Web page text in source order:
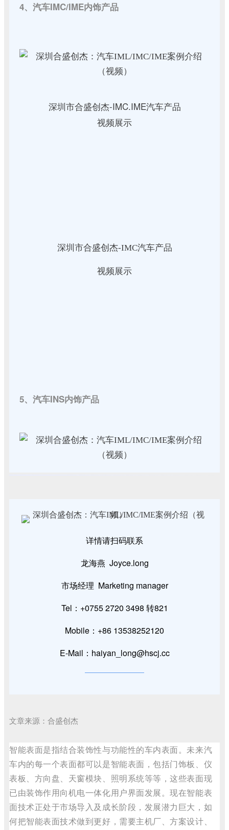
4、汽车IMC/IME内饰产品
深圳市合盛创杰-IMC.IME汽车产品
视频展示
深圳市合盛创杰-IMC汽车产品
视频展示
5、汽车INS内饰产品
详情请扫码联系
龙海燕 Joyce.long
市场经理 Marketing manager
Tel：+0755 2720 3498 转821
Mobile：+86 13538252120
E-Mail：haiyan_long@hscj.cc
文章来源：合盛创杰
智能表面是指结合装饰性与功能性的车内表面。未来汽
车内的每一个表面都可以是智能表面，包括门饰板、仪
表板、方向盘、天窗模块、照明系统等等，这些表面现
已由装饰作用向机电一体化用户界面发展。现在智能表
面技术正处于市场导入及成长阶段，发展潜力巨大，如
何把智能表面技术做到更好，需要主机厂、方案设计、